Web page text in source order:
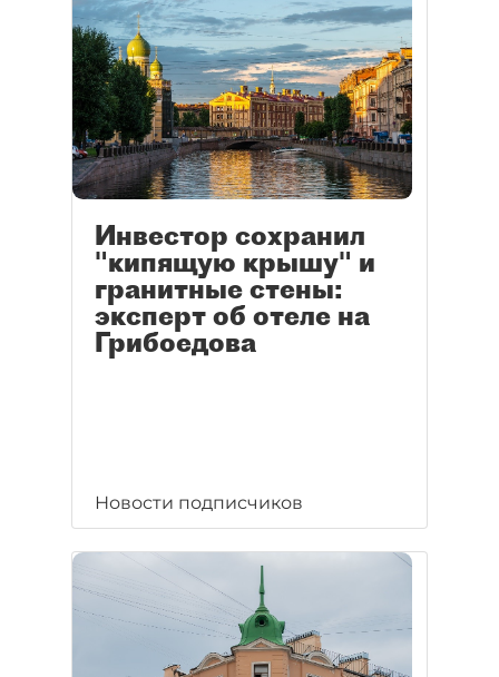
Инвестор сохранил
"кипящую крышу" и
гранитные стены:
эксперт об отеле на
Грибоедова
Новости подписчиков